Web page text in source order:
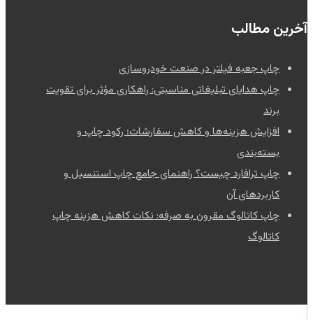
آخرین مطالب
چاپ جعبه فیلتر در صنعت خودروسازی
چاپ هدایای تبلیغاتی مناسبتی: راهکاری مؤثر برای تقویت
برند
افزایش هزینه‌ها و کاهش سفارشات؛ رکود چاپ و
بسته‌بندی
چاپ ترافارد چیست؟ راهنمای جامع چاپ استنسیل و
کاربردهای آن
چاپ کاتالوگ مقرون به صرفه: نکات کاهش هزینه چاپ
کاتالوگ